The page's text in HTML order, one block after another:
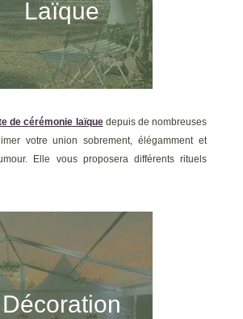
Laïque
de cérémonie laïquedepuis de nombreuses
votre union sobrement, élégamment et
Elle vous proposera différents rituels
Décoration